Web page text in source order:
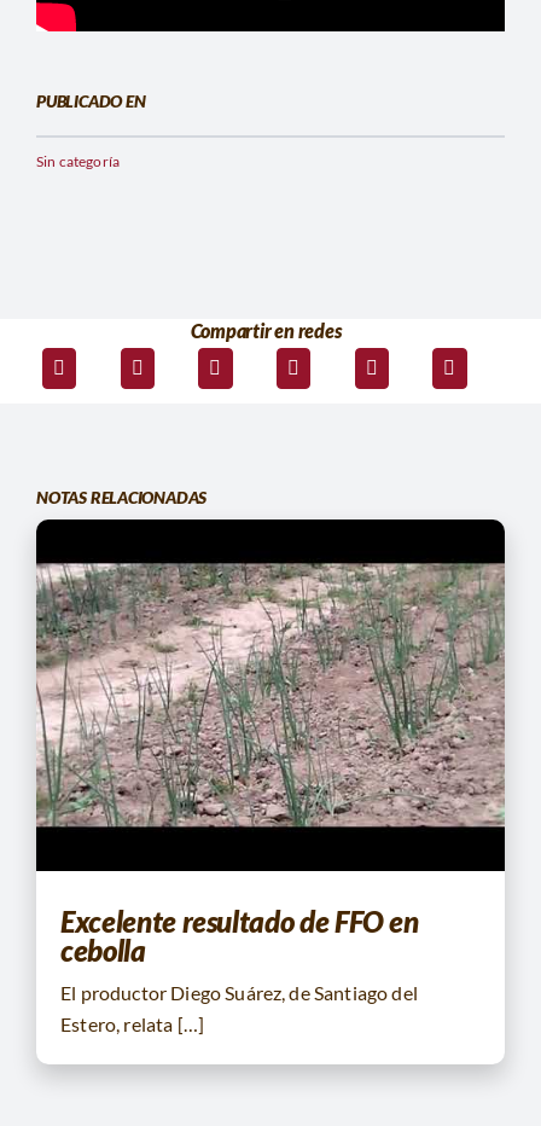
PUBLICADO EN
Sin categoría
Compartir en redes
NOTAS RELACIONADAS
Excelente resultado de FFO en
cebolla
El productor Diego Suárez, de Santiago del
Estero, relata […]